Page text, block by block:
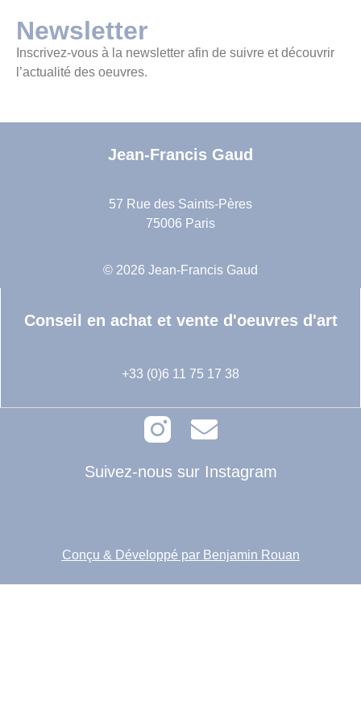
Newsletter
Inscrivez-vous à la newsletter afin de suivre et découvrir
l’actualité des oeuvres.
Jean-Francis Gaud
57 Rue des Saints-Pères
75006 Paris
© 2026 Jean-Francis Gaud
Conseil en achat et vente d'oeuvres d'art
+33 (0)6 11 75 17 38
Suivez-nous sur Instagram
Conçu & Développé par Benjamin Rouan